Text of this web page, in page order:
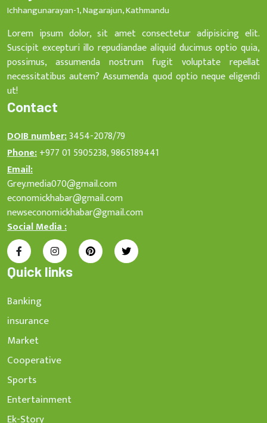
Ichhangunarayan-1, Nagarajun, Kathmandu
Lorem ipsum dolor, sit amet consectetur adipisicing elit.
Suscipit excepturi illo repudiandae aliquid ducimus optio quia,
possimus, assumenda nostrum fugit voluptate repellat
necessitatibus autem? Assumenda quod optio neque eligendi
ut!
Contact
DOIB number:3454-2078/79
Phone:+977 01 5905238, 9865189441
Email:
Grey.media070@gmail.com
economickhabar@gmail.com
newseconomickhabar@gmail.com
Social Media :
Quick links
Banking
insurance
Market
Cooperative
Sports
Entertainment
Ek-Story